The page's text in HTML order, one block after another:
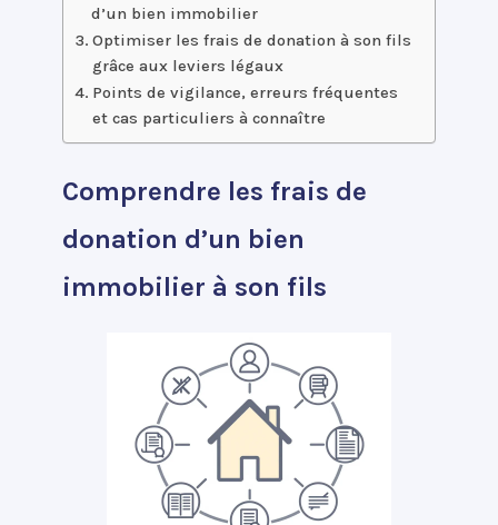
d’un bien immobilier
Optimiser les frais de donation à son fils
grâce aux leviers légaux
Points de vigilance, erreurs fréquentes
et cas particuliers à connaître
Comprendre les frais de
donation d’un bien
immobilier à son fils